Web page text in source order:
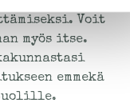
Voit
myös itse.
emmekä